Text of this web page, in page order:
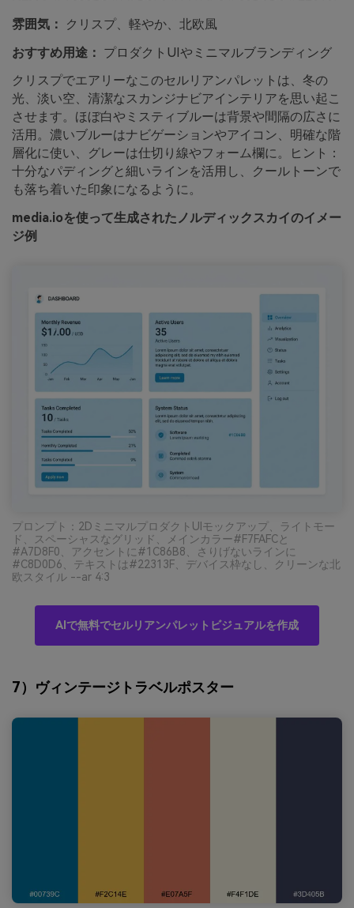
雰囲気：
クリスプ、軽やか、北欧風
おすすめ用途： プロダクトUIやミニマルブランディング
クリスプでエアリーなこのセルリアンパレットは、冬の
光、淡い空、清潔なスカンジナビアインテリアを思い起こ
させます。ほぼ白やミスティブルーは背景や間隔の広さに
活用。濃いブルーはナビゲーションやアイコン、明確な階
層化に使い、グレーは仕切り線やフォーム欄に。ヒント：
十分なパディングと細いラインを活用し、クールトーンで
も落ち着いた印象になるように。
media.ioを使って生成されたノルディックスカイのイメー
ジ例
プロンプト：2DミニマルプロダクトUIモックアップ、ライトモー
ド、スペーシャスなグリッド、メインカラー#F7FAFCと
#A7D8F0、アクセントに#1C86B8、さりげないラインに
#C8D0D6、テキストは#22313F、デバイス枠なし、クリーンな北
欧スタイル --ar 4:3
AIで無料でセルリアンパレットビジュアルを作成
7）ヴィンテージトラベルポスター